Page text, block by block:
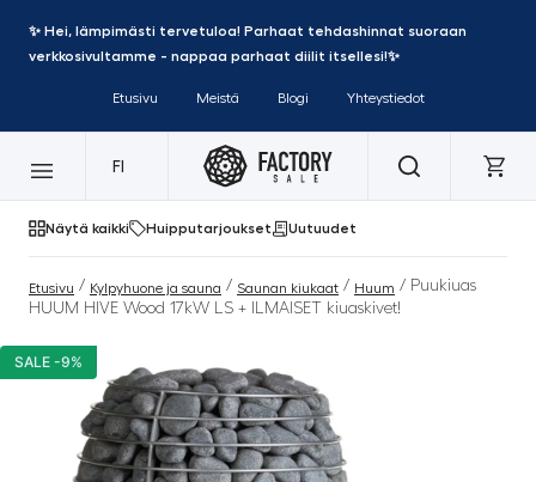
✨ Hei, lämpimästi tervetuloa! Parhaat tehdashinnat suoraan
verkkosivultamme - nappaa parhaat diilit itsellesi!✨
Etusivu Meistä Blogi Yhteystiedot
FI
Näytä kaikki Huipputarjoukset Uutuudet
Etusivu / Kylpyhuone ja sauna / Saunan kiukaat / Huum / Puukiuas
HUUM HIVE Wood 17kW LS + ILMAISET kiuaskivet!
SALE -9%